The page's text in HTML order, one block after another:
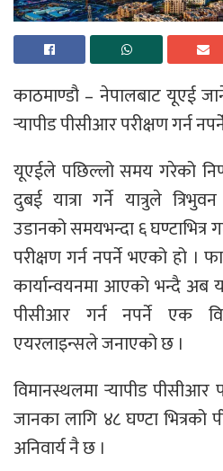
काठमाण्डौ – नेपालबाट यूएई
र्‍यापीड पीसीआर परीक्षण गर्न
यूएईले पछिल्लो समय गरेको
दुबई यात्रा गर्ने यात्रुले त्रिभुवन
उडानको समयभन्दा ६ घण्टाभित्र
परीक्षण गर्न नपर्ने भएको हो ।
कार्यान्वयनमा आएको भन्दै अब
पीसीआर गर्न नपर्ने एक
एयरलाइन्सले जनाएको छ ।
विमानस्थलमा र्‍यापीड पीसीआर
जानका लागि ४८ घण्टा भित्रको
अनिवार्य नै छ ।